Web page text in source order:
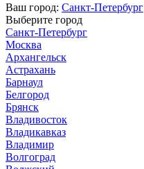
Ваш город: Санкт-Петербург
Выберите город
Санкт-Петербург
Москва
Архангельск
Астрахань
Барнаул
Белгород
Брянск
Владивосток
Владикавказ
Владимир
Волгоград